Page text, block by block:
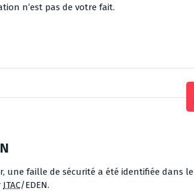
n’est pas de votre fait.
une faille de sécurité a été identifiée dans le
ITAC/EDEN.